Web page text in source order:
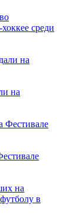
среди
на